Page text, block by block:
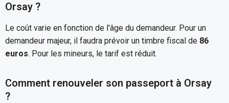
Orsay ?
Le coût varie en fonction de l'âge du demandeur. Pour un
demandeur majeur, il faudra prévoir un timbre fiscal de 86
euros. Pour les mineurs, le tarif est réduit.
Comment renouveler son passeport à Orsay
?